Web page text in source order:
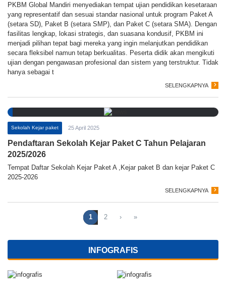
PKBM Global Mandiri menyediakan tempat ujian pendidikan kesetaraan
yang representatif dan sesuai standar nasional untuk program Paket A
(setara SD), Paket B (setara SMP), dan Paket C (setara SMA). Dengan
fasilitas lengkap, lokasi strategis, dan suasana kondusif, PKBM ini
menjadi pilihan tepat bagi mereka yang ingin melanjutkan pendidikan
secara fleksibel namun tetap berkualitas. Peserta didik akan mengikuti
ujian dengan pengawasan profesional dan sistem yang terstruktur. Tidak
hanya sebagai t
SELENGKAPNYA
Sekolah Kejar paket 25 April 2025
Pendaftaran Sekolah Kejar Paket C Tahun Pelajaran
2025/2026
Tempat Daftar Sekolah Kejar Paket A ,Kejar paket B dan kejar Paket C
2025-2026
SELENGKAPNYA
1 2 › »
INFOGRAFIS